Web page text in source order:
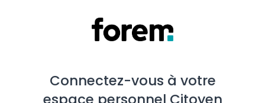
Connectez-vous à votre